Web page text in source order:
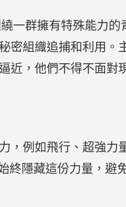
一群擁有特殊能力
密組織追捕和利用。
近，他們不得不面對
，例如飛行、超強力
終隱藏這份力量，避